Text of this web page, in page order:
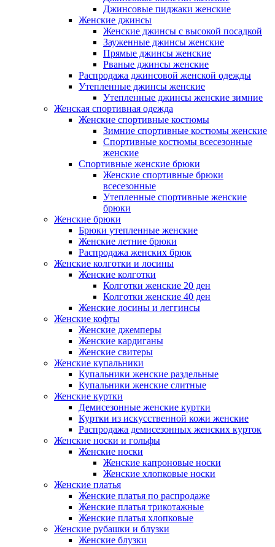
Джинсовые пиджаки женские
Женские джинсы
Женские джинсы с высокой посадкой
Зауженные джинсы женские
Прямые джинсы женские
Рваные джинсы женские
Распродажа джинсовой женской одежды
Утепленные джинсы женские
Утепленные джинсы женские зимние
Женская спортивная одежда
Женские спортивные костюмы
Зимние спортивные костюмы женские
Спортивные костюмы всесезонные
женские
Спортивные женские брюки
Женские спортивные брюки
всесезонные
Утепленные спортивные женские
брюки
Женские брюки
Брюки утепленные женские
Женские летние брюки
Распродажа женских брюк
Женские колготки и лосины
Женские колготки
Колготки женские 20 ден
Колготки женские 40 ден
Женские лосины и леггинсы
Женские кофты
Женские джемперы
Женские кардиганы
Женские свитеры
Женские купальники
Купальники женские раздельные
Купальники женские слитные
Женские куртки
Демисезонные женские куртки
Куртки из искусственной кожи женские
Распродажа демисезонных женских курток
Женские носки и гольфы
Женские носки
Женские капроновые носки
Женские хлопковые носки
Женские платья
Женские платья по распродаже
Женские платья трикотажные
Женские платья хлопковые
Женские рубашки и блузки
Женские блузки